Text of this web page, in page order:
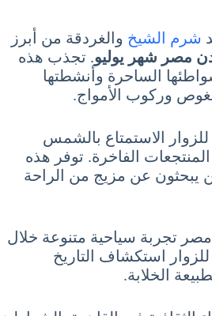
شرم الشيخ والغردقة من أبرز
مصر شهر يوليو. تجذب هذه
الساحرة وأنشطتها
وركوب الأمواج.
الاستمتاع بالشمس
الفاخرة. توفر هذه
يبحثون عن مزيج من الراحة
تجربة سياحية متنوعة خلال
استكشاف التاريخ
الخلابة.